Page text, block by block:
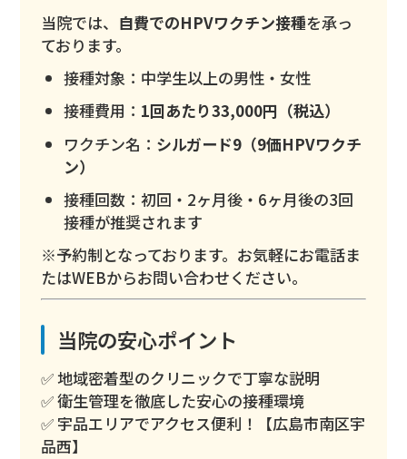
当院では、 自費でのHPVワクチン接種を承っ
ております。
接種対象：中学生以上の男性・女性
接種費用： 1回あたり33,000円（税込）
ワクチン名： シルガード9（9価HPVワクチ
ン）
接種回数：初回・2ヶ月後・6ヶ月後の3回
接種が推奨されます
※予約制となっております。お気軽にお電話ま
たはWEBからお問い合わせください。
当院の安心ポイント
✅ 地域密着型のクリニックで丁寧な説明
✅ 衛生管理を徹底した安心の接種環境
✅ 宇品エリアでアクセス便利！【広島市南区宇
品西】